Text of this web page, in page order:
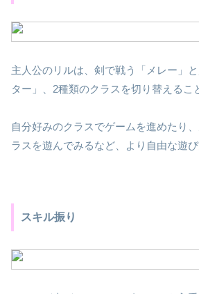
主人公のリルは、剣で戦う「メレー」
ター」、2種類のクラスを切り替えるこ
自分好みのクラスでゲームを進めたり
ラスを遊んでみるなど、より自由な遊び
スキル振り